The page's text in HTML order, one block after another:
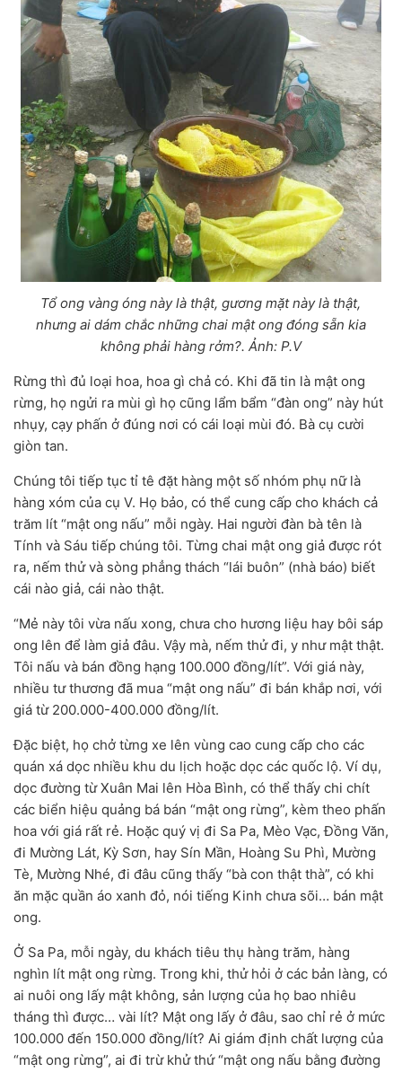
Tổ ong vàng óng này là thật, gương mặt này là thật,
nhưng ai dám chắc những chai mật ong đóng sẵn kia
không phải hàng rởm?. Ảnh: P.V
Rừng thì đủ loại hoa, hoa gì chả có. Khi đã tin là mật ong
rừng, họ ngửi ra mùi gì họ cũng lẩm bẩm “đàn ong” này hút
nhụy, cạy phấn ở đúng nơi có cái loại mùi đó. Bà cụ cười
giòn tan.
Chúng tôi tiếp tục tỉ tê đặt hàng một số nhóm phụ nữ là
hàng xóm của cụ V. Họ bảo, có thể cung cấp cho khách cả
trăm lít “mật ong nấu” mỗi ngày. Hai người đàn bà tên là
Tính và Sáu tiếp chúng tôi. Từng chai mật ong giả được rót
ra, nếm thử và sòng phẳng thách “lái buôn” (nhà báo) biết
cái nào giả, cái nào thật.
“Mẻ này tôi vừa nấu xong, chưa cho hương liệu hay bôi sáp
ong lên để làm giả đâu. Vậy mà, nếm thử đi, y như mật thật.
Tôi nấu và bán đồng hạng 100.000 đồng/lít”. Với giá này,
nhiều tư thương đã mua “mật ong nấu” đi bán khắp nơi, với
giá từ 200.000-400.000 đồng/lít.
Đặc biệt, họ chở từng xe lên vùng cao cung cấp cho các
quán xá dọc nhiều khu du lịch hoặc dọc các quốc lộ. Ví dụ,
dọc đường từ Xuân Mai lên Hòa Bình, có thể thấy chi chít
các biển hiệu quảng bá bán “mật ong rừng”, kèm theo phấn
hoa với giá rất rẻ. Hoặc quý vị đi Sa Pa, Mèo Vạc, Đồng Văn,
đi Mường Lát, Kỳ Sơn, hay Sín Mần, Hoàng Su Phì, Mường
Tè, Mường Nhé, đi đâu cũng thấy “bà con thật thà”, có khi
ăn mặc quần áo xanh đỏ, nói tiếng Kinh chưa sõi… bán mật
ong.
Ở Sa Pa, mỗi ngày, du khách tiêu thụ hàng trăm, hàng
nghìn lít mật ong rừng. Trong khi, thử hỏi ở các bản làng, có
ai nuôi ong lấy mật không, sản lượng của họ bao nhiêu
tháng thì được… vài lít? Mật ong lấy ở đâu, sao chỉ rẻ ở mức
100.000 đến 150.000 đồng/lít? Ai giám định chất lượng của
“mật ong rừng”, ai đi trừ khử thứ “mật ong nấu bằng đường